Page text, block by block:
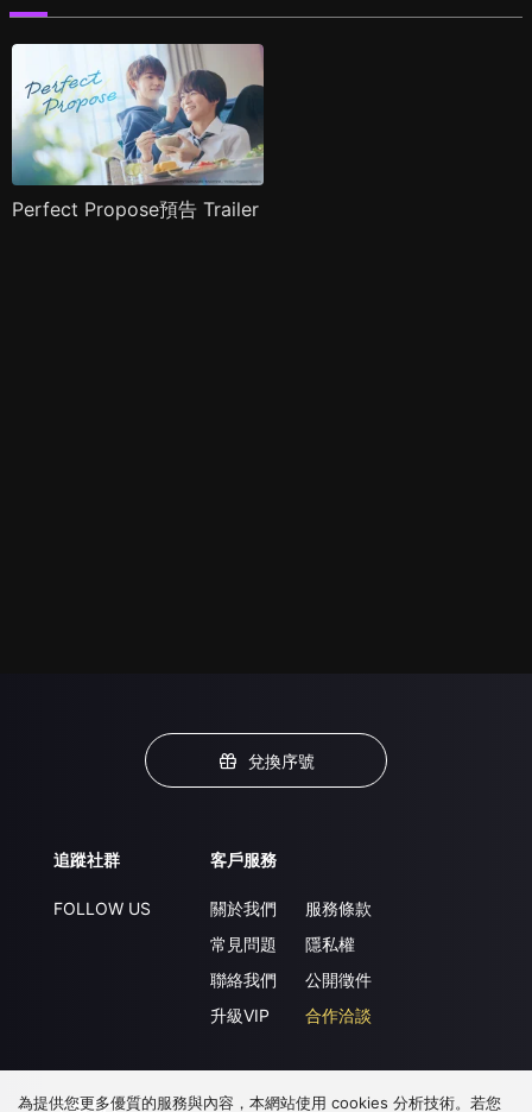
Perfect Propose預告 Trailer
兌換序號
追蹤社群
FOLLOW US
客戶服務
關於我們
常見問題
聯絡我們
升級VIP
服務條款
隱私權
公開徵件
合作洽談
下載 APP
為提供您更多優質的服務與內容，本網站使用 cookies 分析技術。若您